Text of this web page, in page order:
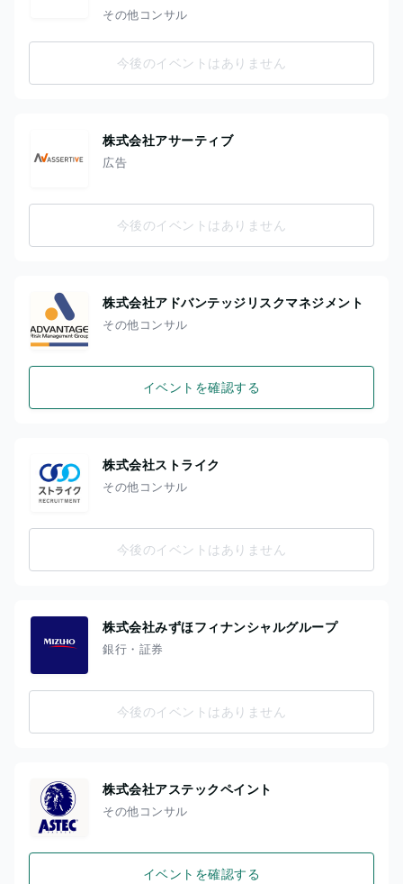
その他コンサル
今後のイベントはありません
株式会社アサーティブ
広告
今後のイベントはありません
株式会社アドバンテッジリスクマネジメント
その他コンサル
イベントを確認する
株式会社ストライク
その他コンサル
今後のイベントはありません
株式会社みずほフィナンシャルグループ
銀行・証券
今後のイベントはありません
株式会社アステックペイント
その他コンサル
イベントを確認する